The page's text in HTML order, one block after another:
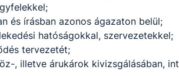
és írásban azonos ágazaton belül;
hatóságokkal, szervezetekkel;
tervezetét;
, illetve árukárok kivizsgálásában,